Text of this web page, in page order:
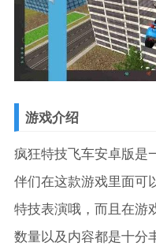
游戏介绍
疯狂特技飞车安卓版是
伴们在这款游戏里面可
特技表演哦，而且在游
数量以及内容都是十分